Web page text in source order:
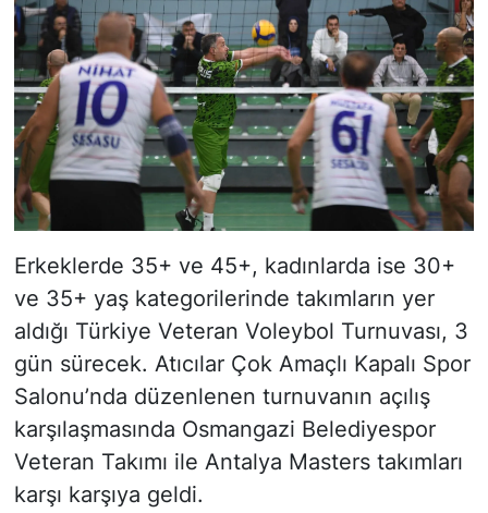
Erkeklerde 35+ ve 45+, kadınlarda ise 30+
ve 35+ yaş kategorilerinde takımların yer
aldığı Türkiye Veteran Voleybol Turnuvası, 3
gün sürecek. Atıcılar Çok Amaçlı Kapalı Spor
Salonu’nda düzenlenen turnuvanın açılış
karşılaşmasında Osmangazi Belediyespor
Veteran Takımı ile Antalya Masters takımları
karşı karşıya geldi.